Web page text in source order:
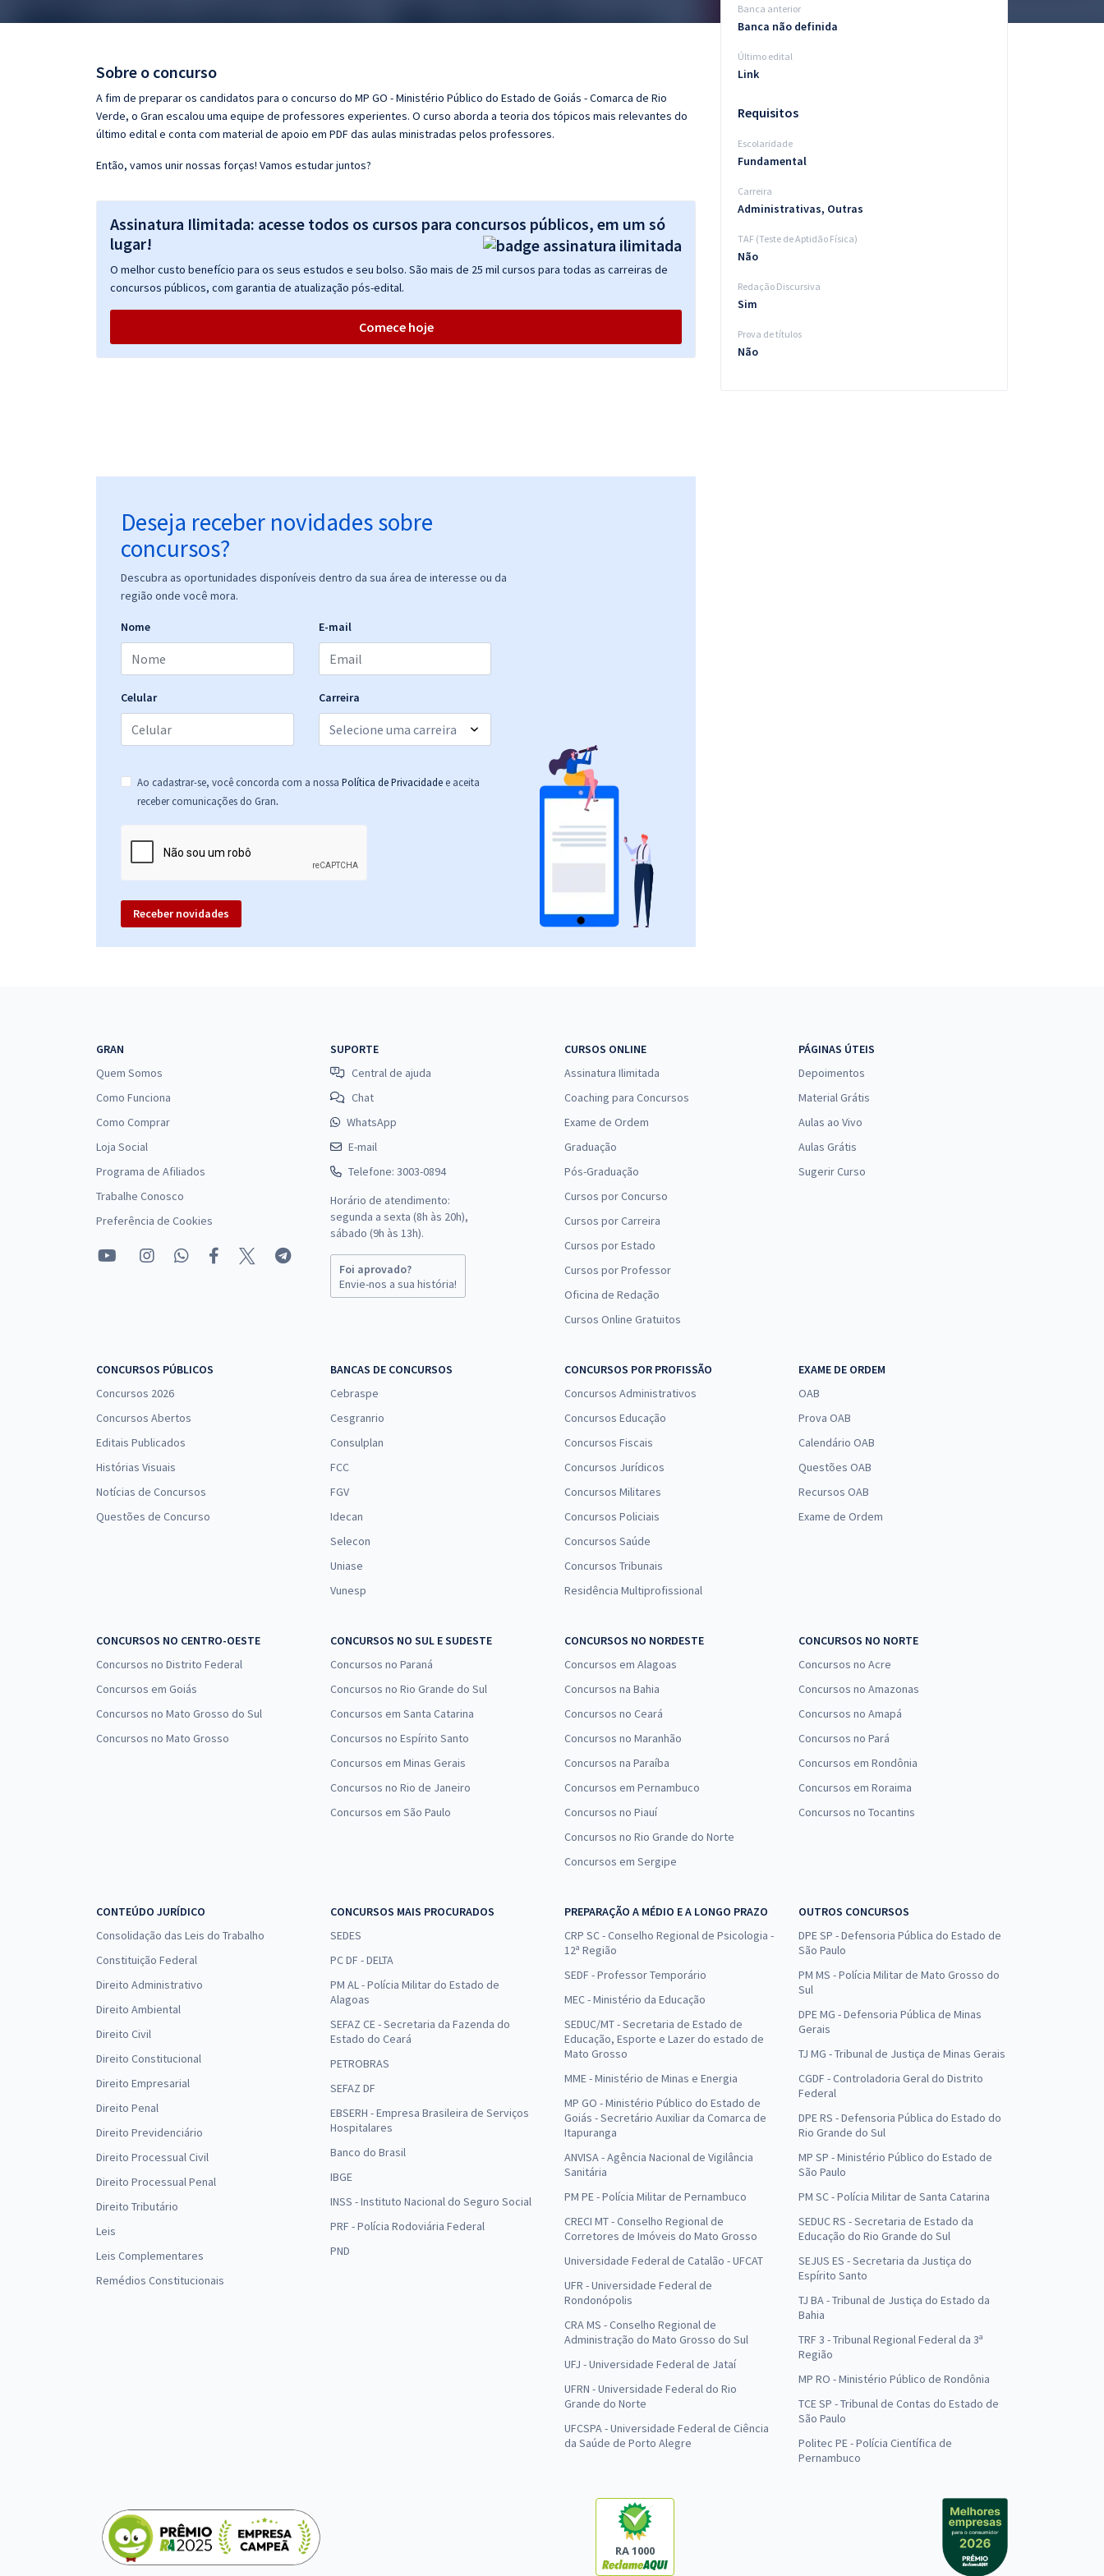
Questões grátis
Conteúdo gratuito
Sobre o concurso
A fim de preparar os candidatos para o concurso do MP GO - Ministério Público do Estado de Goiás - Comarca de Rio
Verde, o Gran escalou uma equipe de professores experientes. O curso aborda a teoria dos tópicos mais relevantes do
último edital e conta com material de apoio em PDF das aulas ministradas pelos professores.
Então, vamos unir nossas forças! Vamos estudar juntos?
Assinatura Ilimitada: acesse todos os cursos para concursos públicos, em um só
lugar!
O melhor custo benefício para os seus estudos e seu bolso. São mais de 25 mil cursos para todas as carreiras de
concursos públicos, com garantia de atualização pós-edital.
Comece hoje
Deseja receber novidades sobre
concursos?
Descubra as oportunidades disponíveis dentro da sua área de interesse ou da
região onde você mora.
Nome E-mail
Celular Carreira
Ao cadastrar-se, você concorda com a nossa Política de Privacidade e aceita
receber comunicações do Gran.
Receber novidades
Banca anterior
Banca não definida
Último edital
Link
Requisitos
Escolaridade
Fundamental
Carreira
Administrativas, Outras
TAF (Teste de Aptidão Física)
Não
Redação Discursiva
Sim
Prova de títulos
Não
GRAN
Quem Somos
Como Funciona
Como Comprar
Loja Social
Programa de Afiliados
Trabalhe Conosco
Preferência de Cookies
SUPORTE
Central de ajuda
Chat
WhatsApp
E-mail
Telefone: 3003-0894
Horário de atendimento:
segunda a sexta (8h às 20h),
sábado (9h às 13h).
Foi aprovado?
Envie-nos a sua história!
CURSOS ONLINE
Assinatura Ilimitada
Coaching para Concursos
Exame de Ordem
Graduação
Pós-Graduação
Cursos por Concurso
Cursos por Carreira
Cursos por Estado
Cursos por Professor
Oficina de Redação
Cursos Online Gratuitos
PÁGINAS ÚTEIS
Depoimentos
Material Grátis
Aulas ao Vivo
Aulas Grátis
Sugerir Curso
CONCURSOS PÚBLICOS
Concursos 2026
Concursos Abertos
Editais Publicados
Histórias Visuais
Notícias de Concursos
Questões de Concurso
BANCAS DE CONCURSOS
Cebraspe
Cesgranrio
Consulplan
FCC
FGV
Idecan
Selecon
Uniase
Vunesp
CONCURSOS POR PROFISSÃO
Concursos Administrativos
Concursos Educação
Concursos Fiscais
Concursos Jurídicos
Concursos Militares
Concursos Policiais
Concursos Saúde
Concursos Tribunais
Residência Multiprofissional
EXAME DE ORDEM
OAB
Prova OAB
Calendário OAB
Questões OAB
Recursos OAB
Exame de Ordem
CONCURSOS NO CENTRO-OESTE
Concursos no Distrito Federal
Concursos em Goiás
Concursos no Mato Grosso do Sul
Concursos no Mato Grosso
CONCURSOS NO SUL E SUDESTE
Concursos no Paraná
Concursos no Rio Grande do Sul
Concursos em Santa Catarina
Concursos no Espírito Santo
Concursos em Minas Gerais
Concursos no Rio de Janeiro
Concursos em São Paulo
CONCURSOS NO NORDESTE
Concursos em Alagoas
Concursos na Bahia
Concursos no Ceará
Concursos no Maranhão
Concursos na Paraíba
Concursos em Pernambuco
Concursos no Piauí
Concursos no Rio Grande do Norte
Concursos em Sergipe
CONCURSOS NO NORTE
Concursos no Acre
Concursos no Amazonas
Concursos no Amapá
Concursos no Pará
Concursos em Rondônia
Concursos em Roraima
Concursos no Tocantins
CONTEÚDO JURÍDICO
Consolidação das Leis do Trabalho
Constituição Federal
Direito Administrativo
Direito Ambiental
Direito Civil
Direito Constitucional
Direito Empresarial
Direito Penal
Direito Previdenciário
Direito Processual Civil
Direito Processual Penal
Direito Tributário
Leis
Leis Complementares
Remédios Constitucionais
CONCURSOS MAIS PROCURADOS
SEDES
PC DF - DELTA
PM AL - Polícia Militar do Estado de
Alagoas
SEFAZ CE - Secretaria da Fazenda do
Estado do Ceará
PETROBRAS
SEFAZ DF
EBSERH - Empresa Brasileira de Serviços
Hospitalares
Banco do Brasil
IBGE
INSS - Instituto Nacional do Seguro Social
PRF - Polícia Rodoviária Federal
PND
PREPARAÇÃO A MÉDIO E A LONGO PRAZO
CRP SC - Conselho Regional de Psicologia -
12ª Região
SEDF - Professor Temporário
MEC - Ministério da Educação
SEDUC/MT - Secretaria de Estado de
Educação, Esporte e Lazer do estado de
Mato Grosso
MME - Ministério de Minas e Energia
MP GO - Ministério Público do Estado de
Goiás - Secretário Auxiliar da Comarca de
Itapuranga
ANVISA - Agência Nacional de Vigilância
Sanitária
PM PE - Polícia Militar de Pernambuco
CRECI MT - Conselho Regional de
Corretores de Imóveis do Mato Grosso
Universidade Federal de Catalão - UFCAT
UFR - Universidade Federal de
Rondonópolis
CRA MS - Conselho Regional de
Administração do Mato Grosso do Sul
UFJ - Universidade Federal de Jataí
UFRN - Universidade Federal do Rio
Grande do Norte
UFCSPA - Universidade Federal de Ciência
da Saúde de Porto Alegre
OUTROS CONCURSOS
DPE SP - Defensoria Pública do Estado de
São Paulo
PM MS - Polícia Militar de Mato Grosso do
Sul
DPE MG - Defensoria Pública de Minas
Gerais
TJ MG - Tribunal de Justiça de Minas Gerais
CGDF - Controladoria Geral do Distrito
Federal
DPE RS - Defensoria Pública do Estado do
Rio Grande do Sul
MP SP - Ministério Público do Estado de
São Paulo
PM SC - Polícia Militar de Santa Catarina
SEDUC RS - Secretaria de Estado da
Educação do Rio Grande do Sul
SEJUS ES - Secretaria da Justiça do
Espírito Santo
TJ BA - Tribunal de Justiça do Estado da
Bahia
TRF 3 - Tribunal Regional Federal da 3ª
Região
MP RO - Ministério Público de Rondônia
TCE SP - Tribunal de Contas do Estado de
São Paulo
Politec PE - Polícia Científica de
Pernambuco
RA 1000